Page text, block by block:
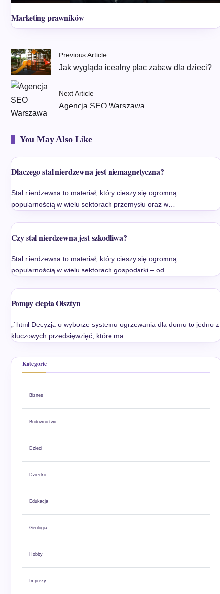
Marketing prawników
Previous Article
Jak wygląda idealny plac zabaw dla dzieci?
Next Article
Agencja SEO Warszawa
You May Also Like
Dlaczego stal nierdzewna jest niemagnetyczna?
Stal nierdzewna to materiał, który cieszy się ogromną
popularnością w wielu sektorach przemysłu oraz w…
Czy stal nierdzewna jest szkodliwa?
Stal nierdzewna to materiał, który cieszy się ogromną
popularnością w wielu sektorach gospodarki – od…
Pompy ciepła Olsztyn
„`html Decyzja o wyborze systemu ogrzewania dla domu to jedno z
kluczowych przedsięwzięć, które ma…
Kategorie
Biznes
Budownictwo
Dzieci
Dziecko
Edukacja
Geologia
Hobby
Imprezy